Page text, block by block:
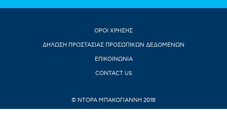
ΟΡΟΙ ΧΡΗΣΗΣ
ΔΗΛΩΣΗ ΠΡΟΣΤΑΣΙΑΣ ΠΡΟΣΩΠΙΚΩΝ ΔΕΔΟΜΕΝΩΝ
ΕΠΙΚΟΙΝΩΝΙΑ
CONTACT US
© ΝΤΟΡΑ ΜΠΑΚΟΓΙΑΝΝΗ 2018